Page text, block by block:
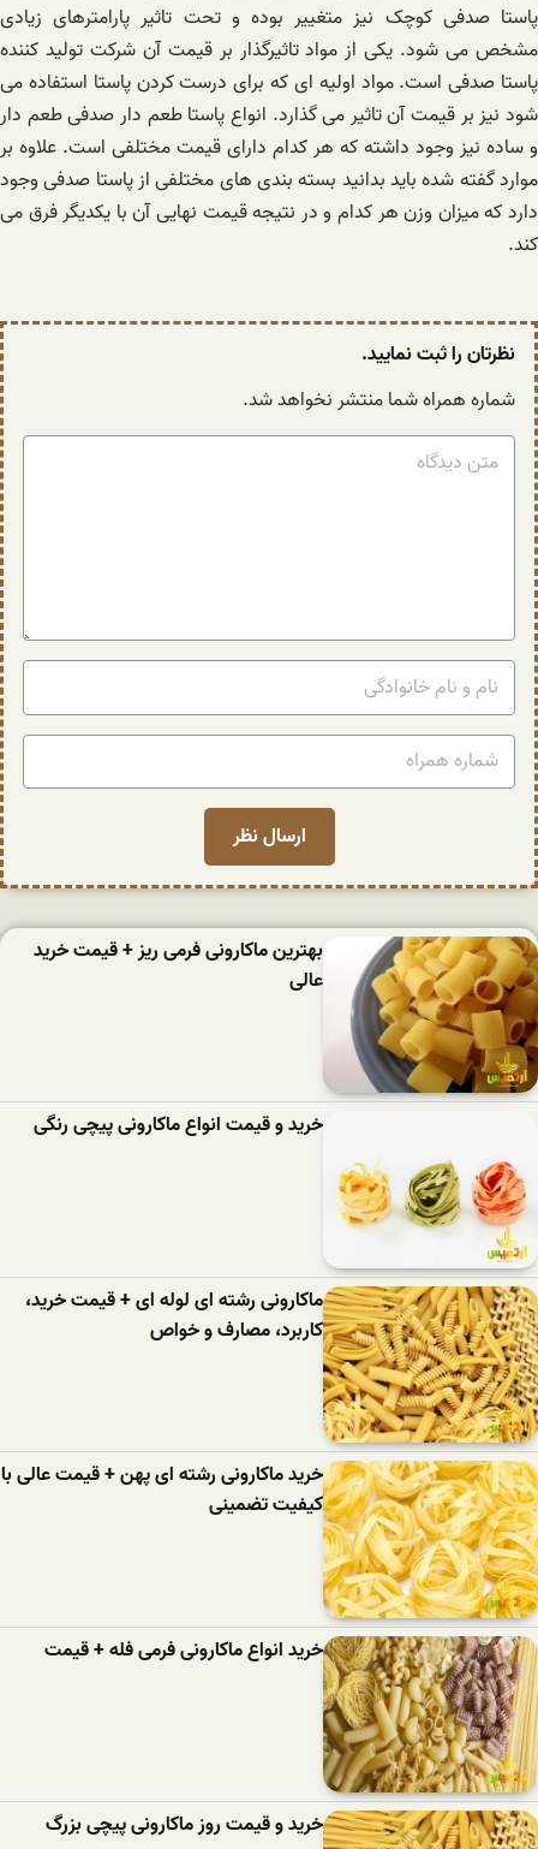
پاستا صدفی کوچک نیز متغییر بوده و تحت تاثیر پارامترهای زیادی
مشخص می شود. یکی از مواد تاثیرگذار بر قیمت آن شرکت تولید کننده
پاستا صدفی است. مواد اولیه ای که برای درست کردن پاستا استفاده می
شود نیز بر قیمت آن تاثیر می گذارد. انواع پاستا طعم دار صدفی طعم دار
و ساده نیز وجود داشته که هر کدام دارای قیمت مختلفی است. علاوه بر
موارد گفته شده باید بدانید بسته بندی های مختلفی از پاستا صدفی وجود
دارد که میزان وزن هر کدام و در نتیجه قیمت نهایی آن با یکدیگر فرق می
کند.
نظرتان را ثبت نمایید.
شماره همراه شما منتشر نخواهد شد.
بهترین ماکارونی فرمی ریز + قیمت خرید
عالی
خرید و قیمت انواع ماکارونی پیچی رنگی
ماکارونی رشته ای لوله ای + قیمت خرید،
کاربرد، مصارف و خواص
خرید ماکارونی رشته ای پهن + قیمت عالی با
کیفیت تضمینی
خرید انواع ماکارونی فرمی فله + قیمت
خرید و قیمت روز ماکارونی پیچی بزرگ